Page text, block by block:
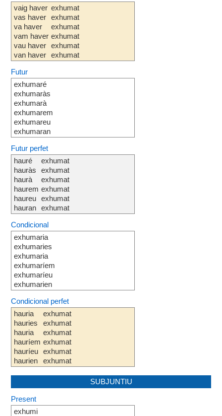
vaig haver
vas haver
va haver
vam haver
vau haver
van haver
exhumat
exhumat
exhumat
exhumat
exhumat
exhumat
Futur
exhumaré
exhumaràs
exhumarà
exhumarem
exhumareu
exhumaran
Futur perfet
hauré
hauràs
haurà
haurem
haureu
hauran
exhumat
exhumat
exhumat
exhumat
exhumat
exhumat
Condicional
exhumaria
exhumaries
exhumaria
exhumaríem
exhumaríeu
exhumarien
Condicional perfet
hauria
hauries
hauria
hauríem
hauríeu
haurien
exhumat
exhumat
exhumat
exhumat
exhumat
exhumat
SUBJUNTIU
Present
exhumi